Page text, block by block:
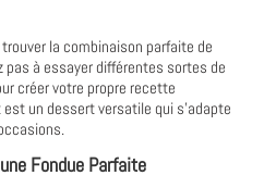
la combinaison parfaite de
à essayer différentes sortes de
créer votre propre recette
un dessert versatile qui s'adapte
Fondue Parfaite